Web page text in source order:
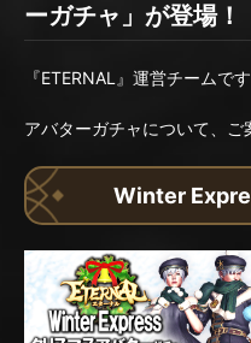
ーガチャ」が登場！
『ETERNAL』運営チームです
アバターガチャについて、ご
Winter